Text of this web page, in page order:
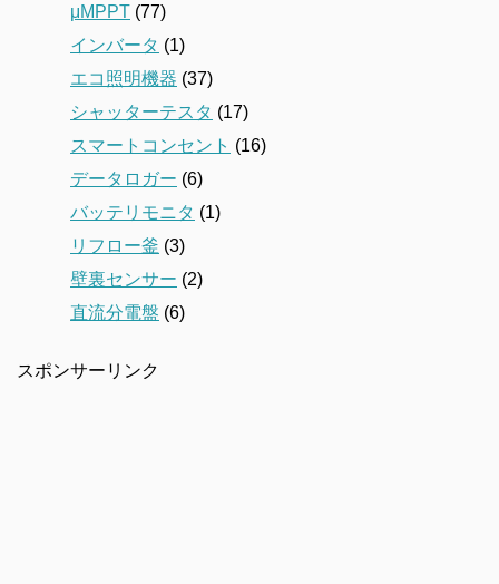
μMPPT (77)
インバータ (1)
エコ照明機器 (37)
シャッターテスタ (17)
スマートコンセント (16)
データロガー (6)
バッテリモニタ (1)
リフロー釜 (3)
壁裏センサー (2)
直流分電盤 (6)
スポンサーリンク